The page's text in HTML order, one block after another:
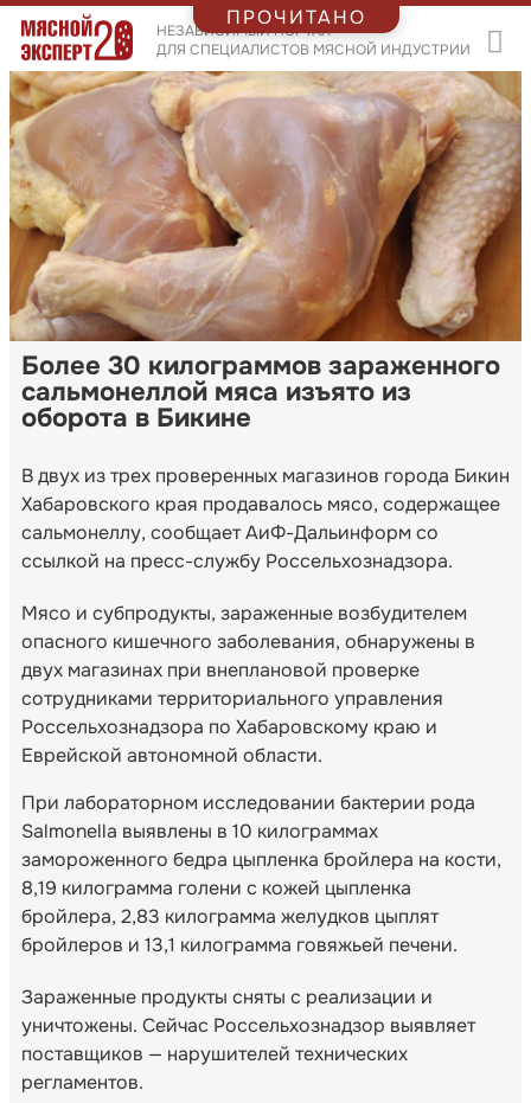
НЕЗАВИСИМЫЙ ПОРТАЛ
ДЛЯ СПЕЦИАЛИСТОВ МЯСНОЙ ИНДУСТРИИ
Более 30 килограммов зараженного
сальмонеллой мяса изъято из
оборота в Бикине
В двух из трех проверенных магазинов города Бикин
Хабаровского края продавалось мясо, содержащее
сальмонеллу, сообщает АиФ-Дальинформ со
ссылкой на пресс-службу Россельхознадзора.
Мясо и субпродукты, зараженные возбудителем
опасного кишечного заболевания, обнаружены в
двух магазинах при внеплановой проверке
сотрудниками территориального управления
Россельхознадзора по Хабаровскому краю и
Еврейской автономной области.
При лабораторном исследовании бактерии рода
Salmonella выявлены в 10 килограммах
замороженного бедра цыпленка бройлера на кости,
8,19 килограмма голени с кожей цыпленка
бройлера, 2,83 килограмма желудков цыплят
бройлеров и 13,1 килограмма говяжьей печени.
Зараженные продукты сняты с реализации и
уничтожены. Сейчас Россельхознадзор выявляет
поставщиков — нарушителей технических
регламентов.
ПРОЧИТАНО